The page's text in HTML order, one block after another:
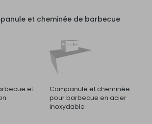
et cheminée de barbecue
et
Campanule et cheminée
pour barbecue en acier
inoxydable